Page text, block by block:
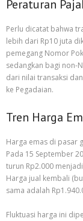
Peraturan
Perlu dicatat bahwa
lebih dari Rp10 juta
pemegang Nomor
sedangkan bagi non-
dari nilai transaksi
ke Pegadaian.
Tren Harga
Harga emas di pasar
Pada 15 September
turun Rp2.000
Harga jual kembali
sama adalah
Fluktuasi harga ini